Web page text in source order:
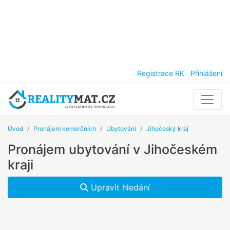
Registrace RK Přihlášení
Úvod Pronájem komerčních Ubytování Jihočeský kraj
Pronájem ubytování v Jihočeském
kraji
Upravit hledání